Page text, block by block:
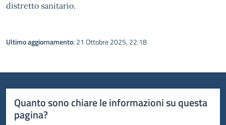
distretto sanitario.
Ultimo aggiornamento: 21 Ottobre 2025, 22:18
Quanto sono chiare le informazioni su questa
pagina?